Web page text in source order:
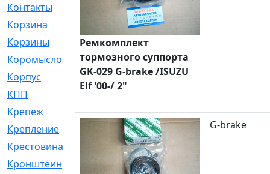
Контакты
[4]
Корзина
Корзины
[159]
Коромысло
[6]
Корпус
[41]
КПП
Крепеж
[4]
Крепление
[23]
Крестовина
[309]
Кронштеин
[1]
Ремкомплект
тормозного суппорта
GK-029 G-brake /ISUZU
Elf '00-/ 2"
G-brake